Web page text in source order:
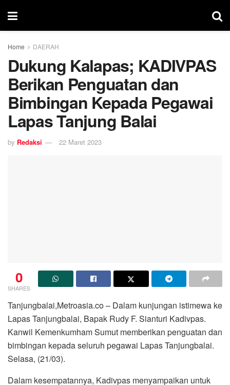
Home DAERAH
Dukung Kalapas; KADIVPAS
Berikan Penguatan dan
Bimbingan Kepada Pegawai
Lapas Tanjung Balai
by Redaksi 22 Maret 2023
0
SHARES
Tanjungbalai,Metroasia.co – Dalam kunjungan istimewa ke
Lapas Tanjungbalai, Bapak Rudy F. Sianturi Kadivpas.
Kanwil Kemenkumham Sumut memberikan penguatan dan
bimbingan kepada seluruh pegawai Lapas Tanjungbalai.
Selasa, (21/03).
Dalam kesempatannya, Kadivpas menyampaikan untuk